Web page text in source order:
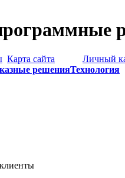
Карта сайта
Личный
решенияТехнология